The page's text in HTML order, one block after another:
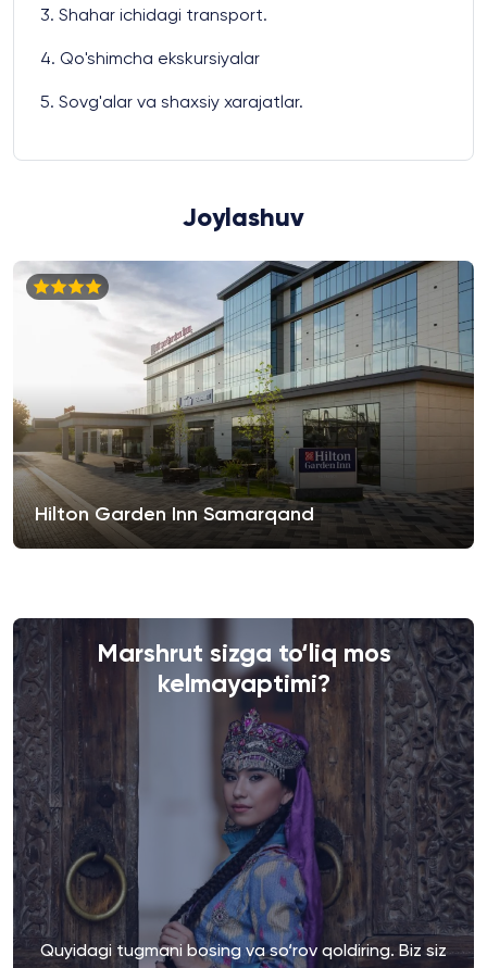
3. Shahar ichidagi transport.
4. Qo'shimcha ekskursiyalar
5. Sovg'alar va shaxsiy xarajatlar.
Joylashuv
Hilton Garden Inn Samarqand
Marshrut sizga to‘liq mos
kelmayaptimi?
Quyidagi tugmani bosing va so‘rov qoldiring. Biz siz